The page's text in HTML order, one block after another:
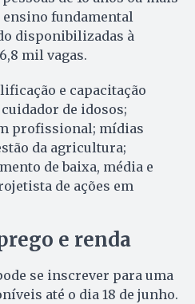
fundamental
disponibilizadas à
mil vagas.
e capacitação
de idosos;
profissional; mídias
da agricultura;
de baixa, média e
de ações em
e renda
se inscrever para uma
até o dia 18 de junho.